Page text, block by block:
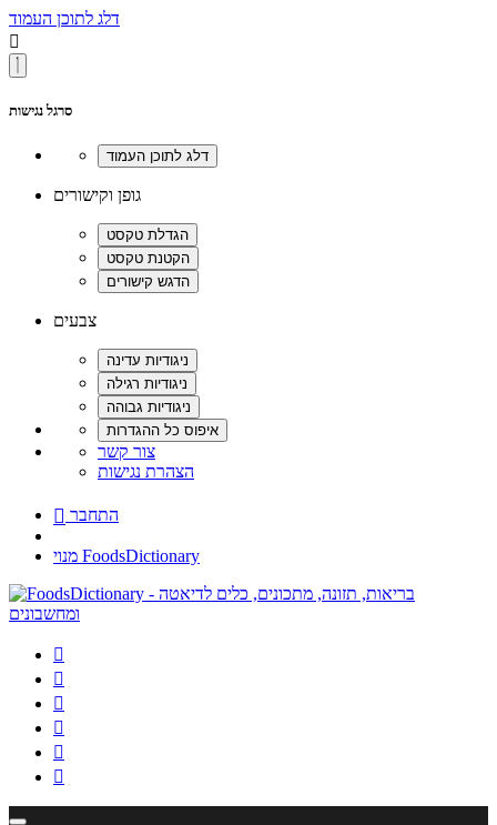
דלג לתוכן העמוד

סרגל נגישות
גופן וקישורים
צבעים
צור קשר
הצהרת נגישות
 התחבר
מנוי FoodsDictionary





